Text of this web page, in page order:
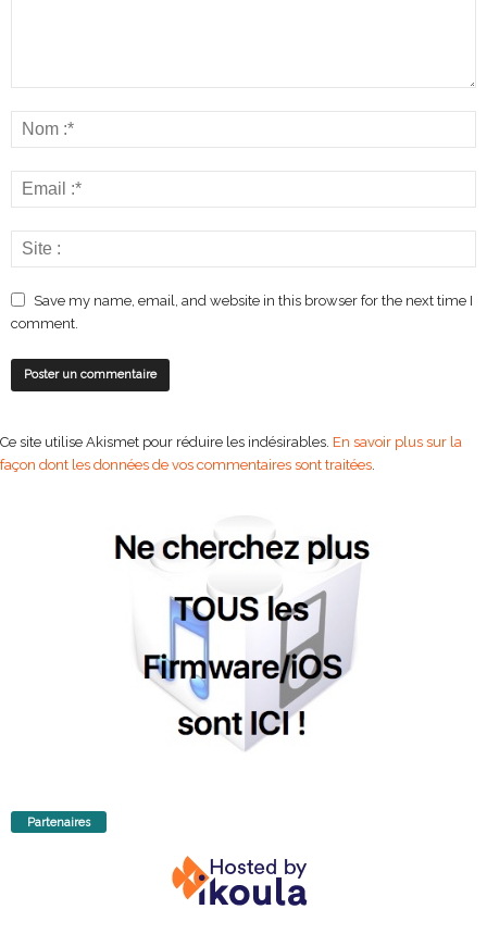
Save my name, email, and website in this browser for the next time I
comment.
Ce site utilise Akismet pour réduire les indésirables. En savoir plus sur la
façon dont les données de vos commentaires sont traitées.
Partenaires